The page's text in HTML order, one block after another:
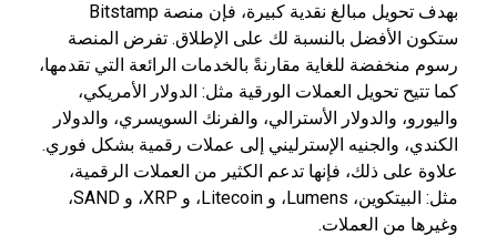
بهدف تحويل مبالغ نقدية كبيرة، فإن منصة Bitstamp
ستكون الأفضل بالنسبة لك على الإطلاق. تفرض المنصة
رسوم منخفضة للغاية مقارنةً بالخدمات الرائعة التي تقدمها،
كما تتيح تحويل العملات الورقية مثل: الدولار الأمريكي،
واليورو، والدولار الأسترالي، والفرنك السويسري، والدولار
الكندي، والجنيه الإسترليني إلى عملات رقمية بشكل فوري.
علاوة على ذلك، فإنها تدعم الكثير من العملات الرقمية،
مثل: البيتكوين، Lumens، و Litecoin، و XRP، و SAND،
وغيرها من العملات.